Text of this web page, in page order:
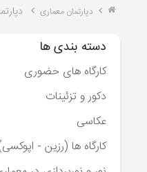
دپارتمان معماری
دسته بندی ها
کارگاه های حضوری
دکور و تزئینات
عکاسی
کارگاه ها (رزین -